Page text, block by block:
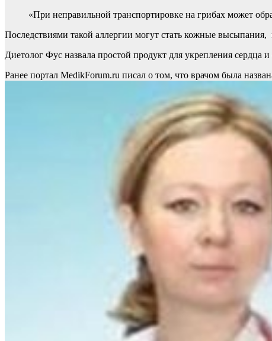
«При неправильной транспортировке на грибах может
Последствиями такой аллергии могут стать кожные
Диетолог Фус назвала простой продукт для укрепления сердца и
Ранее портал MedikForum.ru писал о том, что врачом была